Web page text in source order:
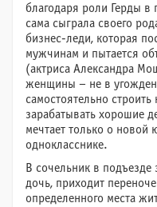
благодаря роли Герды в
сама сыграла своего
бизнес-леди, которая
мужчинам и пытается
(актриса Александра
женщины – не в
самостоятельно
зарабатывать хорошие
мечтает только о новой
однокласснике.
В сочельник в подъезде
дочь, приходит
определенного места